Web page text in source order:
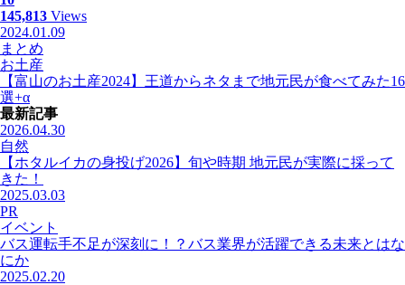
145,813 Views
2024.01.09
まとめ
お土産
【富山のお土産2024】王道からネタまで地元民が食べてみた16
選+α
最新記事
2026.04.30
自然
【ホタルイカの身投げ2026】旬や時期 地元民が実際に採って
きた！
2025.03.03
PR
イベント
バス運転手不足が深刻に！？バス業界が活躍できる未来とはな
にか
2025.02.20